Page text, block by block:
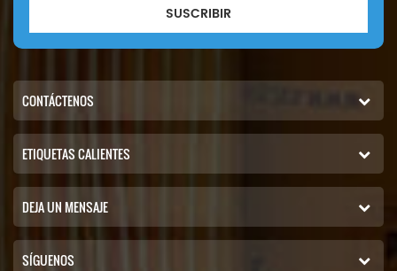
SUSCRIBIR
CONTÁCTENOS
ETIQUETAS CALIENTES
DEJA UN MENSAJE
SÍGUENOS